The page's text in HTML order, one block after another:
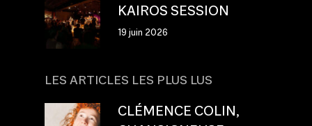
KAIROS SESSION
19 juin 2026
LES ARTICLES LES PLUS LUS
CLÉMENCE COLIN,